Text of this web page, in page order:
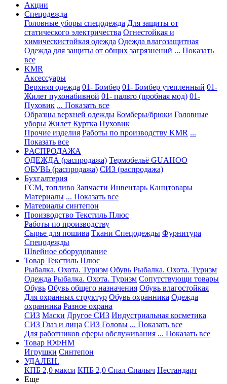
Акции
Спецодежда
Головные уборы спецодежда Для защиты от
статического электричества Огнестойкая и
химическистойкая одежда Одежда влагозащитная
Одежда для защиты от общих загрязнений ... Показать
все
KMR
Аксессуары
Верхняя одежда 01- Бомбер 01- Бомбер утепленный 01-
Жилет пухонабивной 01- пальто (пробная мод) 01-
Пуховик ... Показать все
Образцы верхней одежды Бомберы/брюки Головные
уборы Жилет Куртка Пуховик
Прочие изделия Работы по производству KMR ...
Показать все
PАСПРОДАЖА
ОДЕЖДА (распродажа) Термобельё GUAHOO
ОБУВЬ (распродажа) СИЗ (распродажа)
Бухгалтерия
ГСМ, топливо Запчасти Инвентарь Канцтовары
Материалы ... Показать все
Материалы синтепон
Производство Текстиль Плюс
Работы по производству
Сырье для пошива Ткани Спецодежды Фурнитура
Спецодежды
Швейное оборудование
Товар Текстиль Плюс
Рыбалка. Охота. Туризм Обувь Рыбалка. Охота. Туризм
Одежда Рыбалка. Охота. Туризм Сопутствующи товары
Обувь Обувь общего назначения Обувь влагостойкая
Для охранных структур Обувь охранника Одежда
охранника Разное охрана
СИЗ Маски Другое СИЗ Индустриальная косметика
СИЗ Глаз и лица СИЗ Головы ... Показать все
Для работников сферы обслуживания ... Показать все
Товар ЮФНМ
Игрушки Синтепон
УДАЛЕН.
КПБ 2,0 макси КПБ 2,0 Спал Спалыч Нестандарт
Еще